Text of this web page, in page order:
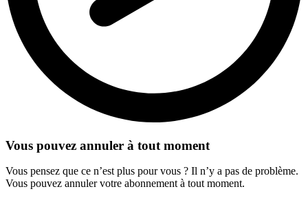
Vous pouvez annuler à tout moment
Vous pensez que ce n’est plus pour vous ? Il n’y a pas de problème.
Vous pouvez annuler votre abonnement à tout moment.